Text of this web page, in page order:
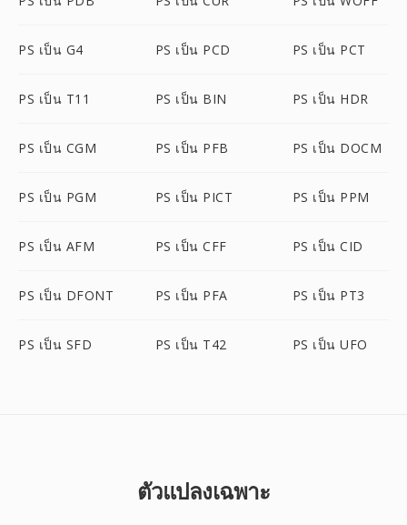
PS เป็น G4 PS เป็น PCD PS เป็น PCT
PS เป็น T11 PS เป็น BIN PS เป็น HDR
PS เป็น CGM PS เป็น PFB PS เป็น DOCM
PS เป็น PGM PS เป็น PICT PS เป็น PPM
PS เป็น AFM PS เป็น CFF PS เป็น CID
PS เป็น DFONT PS เป็น PFA PS เป็น PT3
PS เป็น SFD PS เป็น T42 PS เป็น UFO
ตัวแปลงเฉพาะ